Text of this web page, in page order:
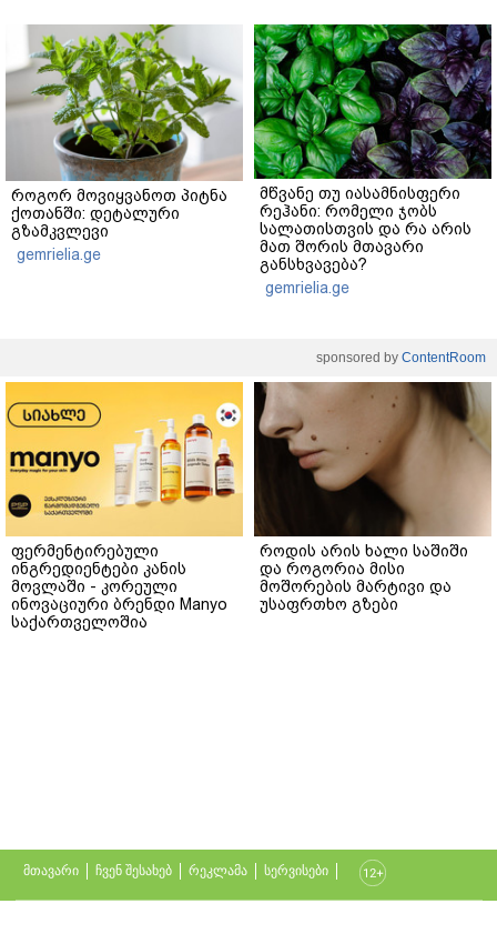
როგორ მოვიყვანოთ პიტნა
ქოთანში: დეტალური
გზამკვლევი
gemrielia.ge
მწვანე თუ იასამნისფერი
რეჰანი: რომელი ჯობს
სალათისთვის და რა არის
მათ შორის მთავარი
განსხვავება?
gemrielia.ge
sponsored by ContentRoom
ფერმენტირებული
ინგრედიენტები კანის
მოვლაში - კორეული
ინოვაციური ბრენდი Manyo
საქართველოშია
როდის არის ხალი საშიში
და როგორია მისი
მოშორების მარტივი და
უსაფრთხო გზები
მთავარი ჩვენ შესახებ რეკლამა სერვისები